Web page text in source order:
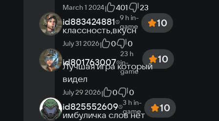
March 1 2024 401 23
id883424881 9 h in-
game
10
классность,вкусн
July 31 2026 0 0
id801763007
23 h
in-
game
10
Лучшая игра который
видел
July 29 2026 0 0
id825552609 3 h in-
game
10
имбуличка слов нет